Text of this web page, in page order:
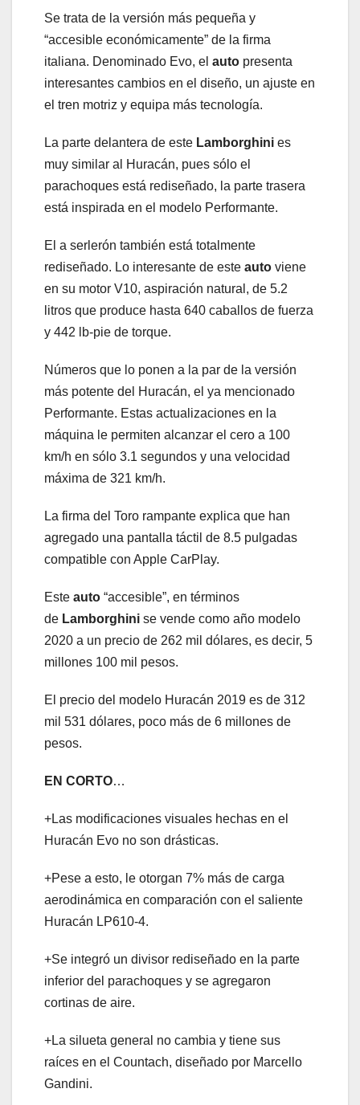
Se trata de la versión más pequeña y
“accesible económicamente” de la firma
italiana. Denominado Evo, el auto presenta
interesantes cambios en el diseño, un ajuste en
el tren motriz y equipa más tecnología.
La parte delantera de este Lamborghini es
muy similar al Huracán, pues sólo el
parachoques está rediseñado, la parte trasera
está inspirada en el modelo Performante.
El a serlerón también está totalmente
rediseñado. Lo interesante de este auto viene
en su motor V10, aspiración natural, de 5.2
litros que produce hasta 640 caballos de fuerza
y 442 lb-pie de torque.
Números que lo ponen a la par de la versión
más potente del Huracán, el ya mencionado
Performante. Estas actualizaciones en la
máquina le permiten alcanzar el cero a 100
km/h en sólo 3.1 segundos y una velocidad
máxima de 321 km/h.
La firma del Toro rampante explica que han
agregado una pantalla táctil de 8.5 pulgadas
compatible con Apple CarPlay.
Este auto “accesible”, en términos
de Lamborghini se vende como año modelo
2020 a un precio de 262 mil dólares, es decir, 5
millones 100 mil pesos.
El precio del modelo Huracán 2019 es de 312
mil 531 dólares, poco más de 6 millones de
pesos.
EN CORTO…
+Las modificaciones visuales hechas en el
Huracán Evo no son drásticas.
+Pese a esto, le otorgan 7% más de carga
aerodinámica en comparación con el saliente
Huracán LP610-4.
+Se integró un divisor rediseñado en la parte
inferior del parachoques y se agregaron
cortinas de aire.
+La silueta general no cambia y tiene sus
raíces en el Countach, diseñado por Marcello
Gandini.